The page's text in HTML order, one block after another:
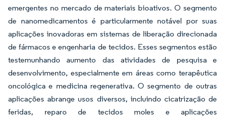
emergentes no mercado de materiais bioativos. O segmento
de nanomedicamentos é particularmente notável por suas
aplicações inovadoras em sistemas de liberação direcionada
de fármacos e engenharia de tecidos. Esses segmentos estão
testemunhando aumento das atividades de pesquisa e
desenvolvimento, especialmente em áreas como terapêutica
oncológica e medicina regenerativa. O segmento de outras
aplicações abrange usos diversos, incluindo cicatrização de
feridas, reparo de tecidos moles e aplicações